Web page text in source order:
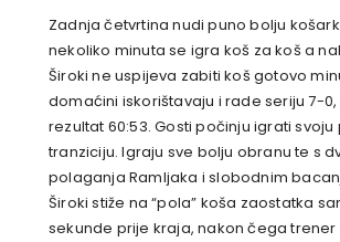
Zadnja četvrtina nudi puno bolju
nekoliko minuta se igra koš za koš a
Široki ne uspijeva zabiti koš gotovo
domaćini iskorištavaju i rade seriju 7-
rezultat 60:53. Gosti počinju igrati
tranziciju. Igraju sve bolju obranu te s
polaganja Ramljaka i slobodnim
Široki stiže na “pola” koša zaostatka
sekunde prije kraja, nakon čega